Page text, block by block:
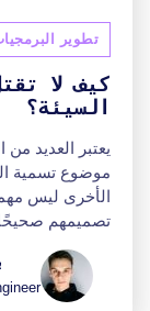
تطوير
كيف لا
السيئة؟
يعتبر العديد من
موضوع تسمية
الأخرى ليس
تصميمهم